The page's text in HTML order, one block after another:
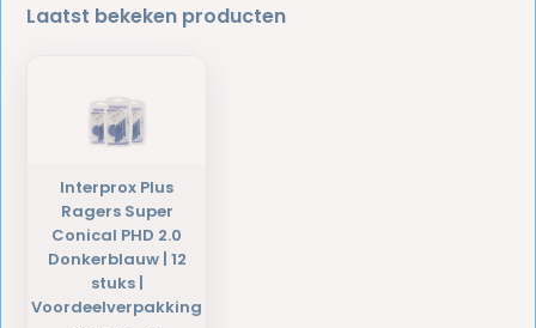
Laatst bekeken producten
Interprox Plus
Ragers Super
Conical PHD 2.0
Donkerblauw | 12
stuks |
Voordeelverpakking